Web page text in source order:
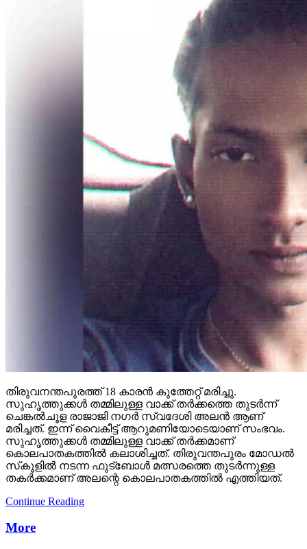
തിരുവനന്തപുരത്ത് 18 കാരന്‍ കുത്തേറ്റ് മരിച്ചു.
സുഹൃത്തുക്കള്‍ തമ്മിലുള്ള വാക്ക് തര്‍ക്കത്തെ തുടര്‍ന്ന്
ചെങ്കല്‍ചൂള രാജാജി നഗര്‍ സ്വദേശി അലന്‍ ആണ്
മരിച്ചത്. ഇന്ന് വൈകീട്ട് ആറുമണിയോടെയാണ് സംഭവം.
സുഹൃത്തുക്കള്‍ തമ്മിലുള്ള വാക്ക് തര്‍ക്കമാണ്
കൊലപാതകത്തില്‍ കലാശിച്ചത്. തിരുവന്തപുരം മോഡല്‍
സ്‌കൂളില്‍ നടന്ന ഫുട്‌ബോള്‍ മത്സരത്തെ തുടര്‍ന്നുള്ള
തകര്‍ക്കമാണ് അലന്റെ കൊലപാതകത്തില്‍ എത്തിയത്.
Continue Reading
More